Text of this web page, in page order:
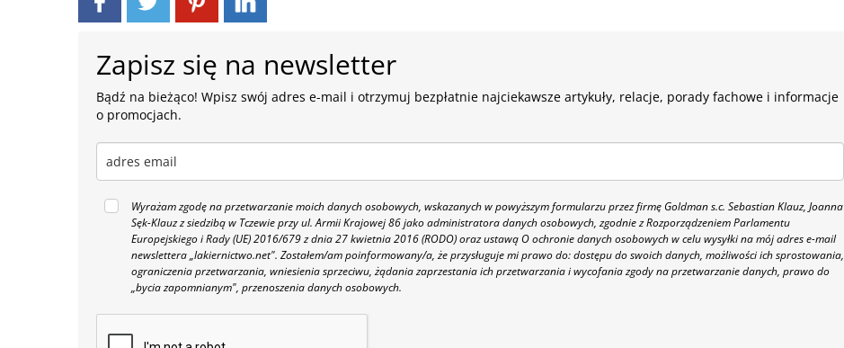
Zapisz się na newsletter
Bądź na bieżąco! Wpisz swój adres e-mail i otrzymuj bezpłatnie najciekawsze artykuły, relacje, porady fachowe i informacje
o promocjach.
Wyrażam zgodę na przetwarzanie moich danych osobowych, wskazanych w powyższym formularzu przez firmę Goldman s.c. Sebastian Klauz, Joanna
Sęk-Klauz z siedzibą w Tczewie przy ul. Armii Krajowej 86 jako administratora danych osobowych, zgodnie z Rozporządzeniem Parlamentu
Europejskiego i Rady (UE) 2016/679 z dnia 27 kwietnia 2016 (RODO) oraz ustawą O ochronie danych osobowych w celu wysyłki na mój adres e-mail
newslettera „lakiernictwo.net". Zostałem/am poinformowany/a, że przysługuje mi prawo do: dostępu do swoich danych, możliwości ich sprostowania,
ograniczenia przetwarzania, wniesienia sprzeciwu, żądania zaprzestania ich przetwarzania i wycofania zgody na przetwarzanie danych, prawo do
„bycia zapomnianym", przenoszenia danych osobowych.